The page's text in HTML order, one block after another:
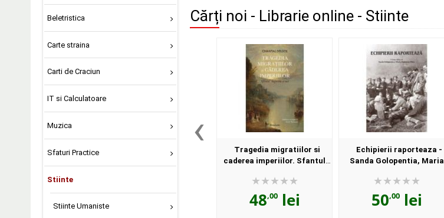
Beletristica
Carte straina
Carti de Craciun
IT si Calculatoare
Muzica
Sfaturi Practice
Stiinte
Stiinte Umaniste
Cărți noi - Librarie online - Stiinte
‹
Tragedia migratiilor si
caderea imperiilor. Sfantul
Delsol
48,00lei
Echipierii raporteaza -
Sanda Golopentia, Maria
50,00lei